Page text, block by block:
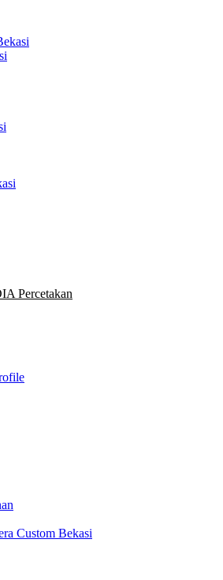
4439-5599 (Call/WA)
Percetakan jasa cetak banner buku yasin
nota spanduk stiker undangan
jam
Custom Bekasi